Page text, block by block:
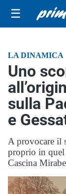
☰
LA DINAMICA
Uno
sulla
e
A provocare il
proprio in quel
Cascina